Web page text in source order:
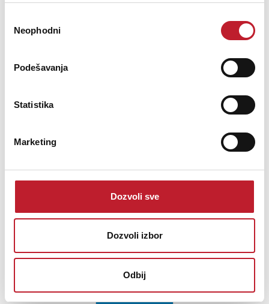
сагласности
Neophodni
Podešavanja
Statistika
Marketing
Dozvoli sve
Dozvoli izbor
Odbij
Temperature range -30 °C to +80 °C
Neutrik NC3FD-LX
11,00KM